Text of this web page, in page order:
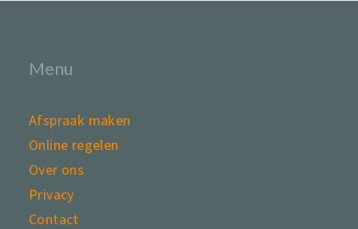
Menu
Afspraak maken
Online regelen
Over ons
Privacy
Contact